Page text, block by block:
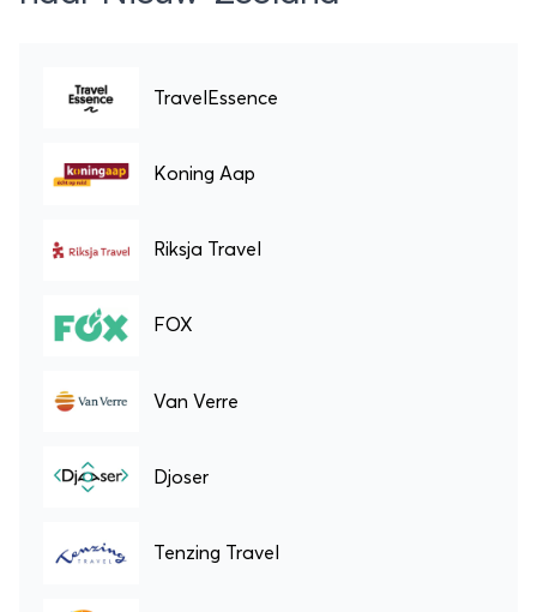
TravelEssence
Koning Aap
Riksja Travel
FOX
Van Verre
Djoser
Tenzing Travel